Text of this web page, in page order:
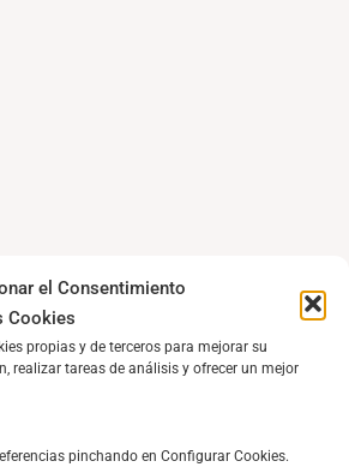
el Consentimiento
Cookies
propias y de terceros para mejorar su
realizar tareas de análisis y ofrecer un mejor
pinchando en Configurar Cookies.